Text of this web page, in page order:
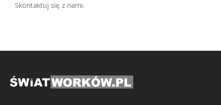
Skontaktuj się z nami.